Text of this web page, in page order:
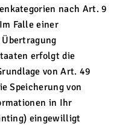
nach Art. 9
Falle einer
erfolgt die
von Art. 49
Speicherung von
in Ihr
eingewilligt